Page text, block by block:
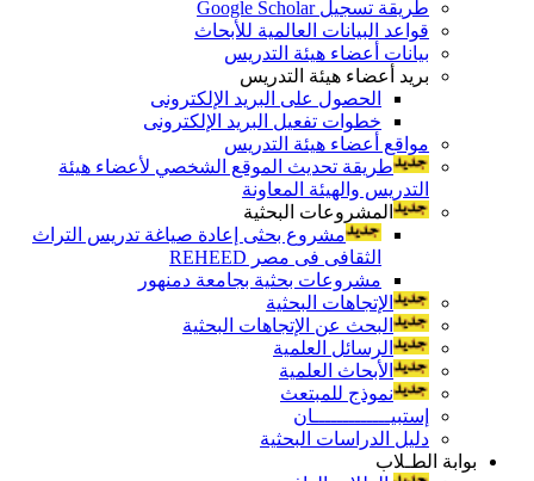
طريقة تسجيل Google Scholar
قواعد البيانات العالمية للأبحاث
بيانات أعضاء هيئة التدريس
بريد أعضاء هيئة التدريس
الحصول على البريد الإلكترونى
خطوات تفعيل البريد الإلكترونى
مواقع أعضاء هيئة التدريس
طريقة تحديث الموقع الشخصي لأعضاء هيئة
التدريس والهيئة المعاونة
المشروعات البحثية
مشروع بحثى إعادة صياغة تدريس التراث
الثقافى فى مصر REHEED
مشروعات بحثية بجامعة دمنهور
الإتجاهات البحثية
البحث عن الإتجاهات البحثية
الرسائل العلمية
الأبحاث العلمية
نموذج للمبتعث
إستبيـــــــــــــان
دليل الدراسات البحثية
بوابة الطـلاب